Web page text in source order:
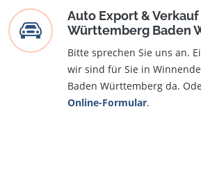
Auto Export &
Württemberg Baden
Bitte sprechen Sie uns an.
wir sind für Sie in
Baden Württemberg da.
Online-Formular.